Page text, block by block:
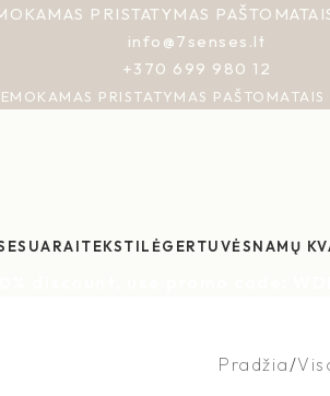
PRISTATYMAS
info@7senses.lt
+370 699 980 12
PRISTATYMAS
TEKSTILĖGERTUVĖSNAMŲ
Pradžia